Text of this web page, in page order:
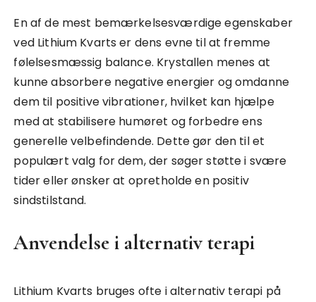
En af de mest bemærkelsesværdige egenskaber
ved Lithium Kvarts er dens evne til at fremme
følelsesmæssig balance. Krystallen menes at
kunne absorbere negative energier og omdanne
dem til positive vibrationer, hvilket kan hjælpe
med at stabilisere humøret og forbedre ens
generelle velbefindende. Dette gør den til et
populært valg for dem, der søger støtte i svære
tider eller ønsker at opretholde en positiv
sindstilstand.
Anvendelse i alternativ terapi
Lithium Kvarts bruges ofte i alternativ terapi på